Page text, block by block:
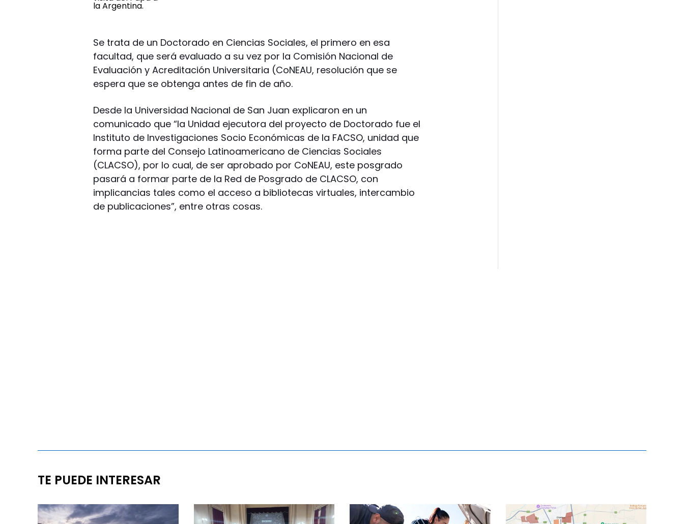
Se trata de un Doctorado en Ciencias Sociales, el primero en esa
facultad, que será evaluado a su vez por la Comisión Nacional de
Evaluación y Acreditación Universitaria (CoNEAU, resolución que se
espera que se obtenga antes de fin de año.
Desde la Universidad Nacional de San Juan explicaron en un
comunicado que “la Unidad ejecutora del proyecto de Doctorado fue el
Instituto de Investigaciones Socio Económicas de la FACSO, unidad que
forma parte del Consejo Latinoamericano de Ciencias Sociales
(CLACSO), por lo cual, de ser aprobado por CoNEAU, este posgrado
pasará a formar parte de la Red de Posgrado de CLACSO, con
implicancias tales como el acceso a bibliotecas virtuales, intercambio
de publicaciones”, entre otras cosas.
TE PUEDE INTERESAR